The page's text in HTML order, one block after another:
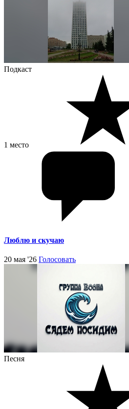
Подкаст
1 место
Люблю и скучаю
20 мая '26 Голосовать
Песня